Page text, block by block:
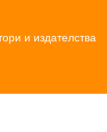
и издателства